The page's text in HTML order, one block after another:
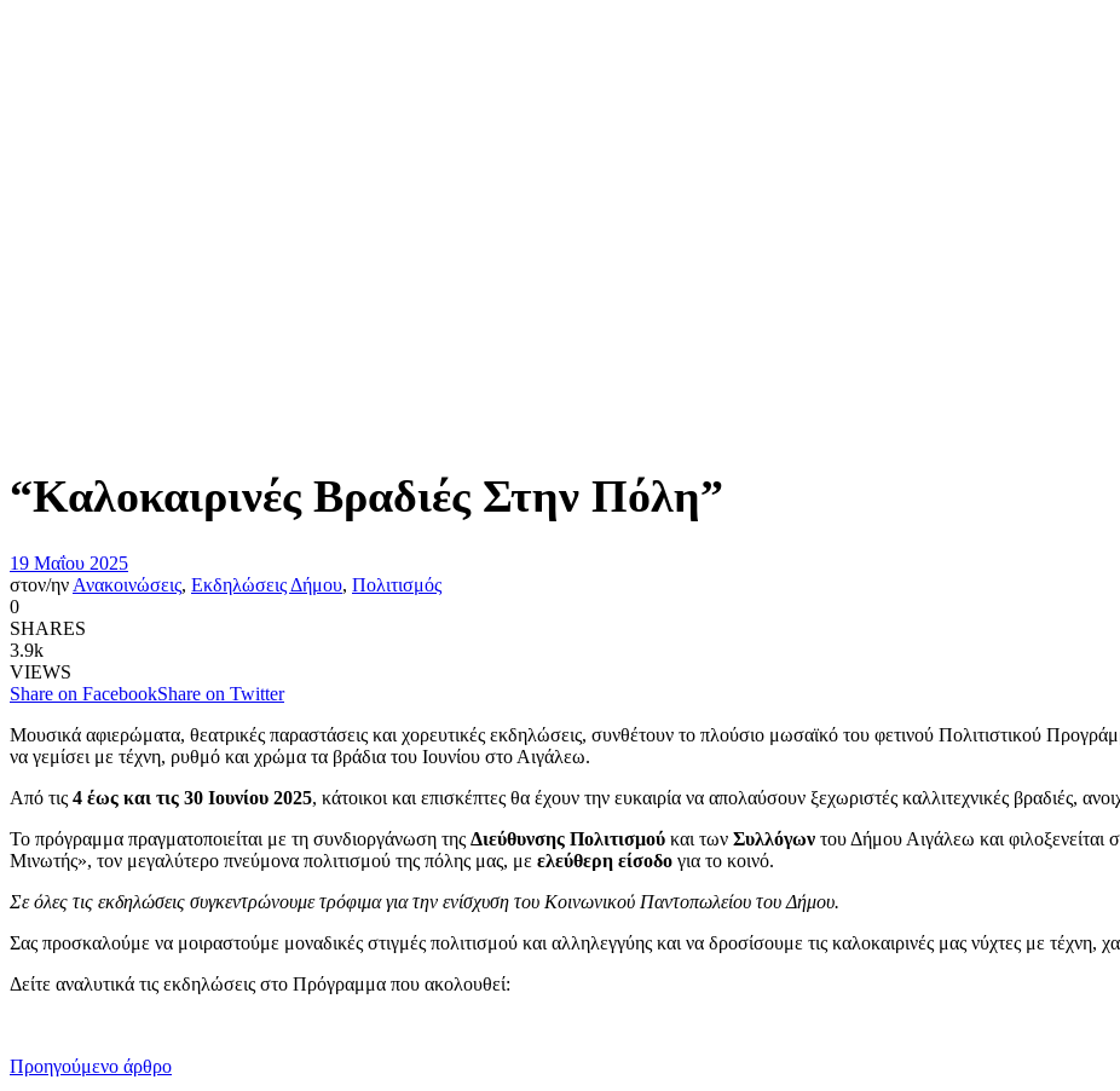
“Καλοκαιρινές Βραδιές Στην Πόλη”
19 Μαΐου 2025
στον/ηνΑνακοινώσεις, Εκδηλώσεις Δήμου, Πολιτισμός
0
SHARES
3.9k
VIEWS
Share on FacebookShare on Twitter
Μουσικά αφιερώματα, θεατρικές παραστάσεις και χορευτικές εκδηλώσεις, συνθέτουν το πλούσιο μωσαϊκό του φετινού Πολιτιστικού
να γεμίσει με τέχνη, ρυθμό και χρώμα τα βράδια του Ιουνίου στο Αιγάλεω.
Από τις 4 έως και τις 30 Ιουνίου 2025, κάτοικοι και επισκέπτες θα έχουν την ευκαιρία να απολαύσουν ξεχωριστές καλλιτεχνικές βραδιές,
Το πρόγραμμα πραγματοποιείται με τη συνδιοργάνωση της Διεύθυνσης Πολιτισμού και των Συλλόγων του Δήμου Αιγάλεω και
Μινωτής», τον μεγαλύτερο πνεύμονα πολιτισμού της πόλης μας, με ελεύθερη είσοδο για το κοινό.
Σε όλες τις εκδηλώσεις συγκεντρώνουμε τρόφιμα για την ενίσχυση του Κοινωνικού Παντοπωλείου του Δήμου.
Σας προσκαλούμε να μοιραστούμε μοναδικές στιγμές πολιτισμού και αλληλεγγύης και να δροσίσουμε τις καλοκαιρινές μας νύχτες με τέχνη,
Δείτε αναλυτικά τις εκδηλώσεις στο Πρόγραμμα που ακολουθεί:
Προηγούμενο άρθρο